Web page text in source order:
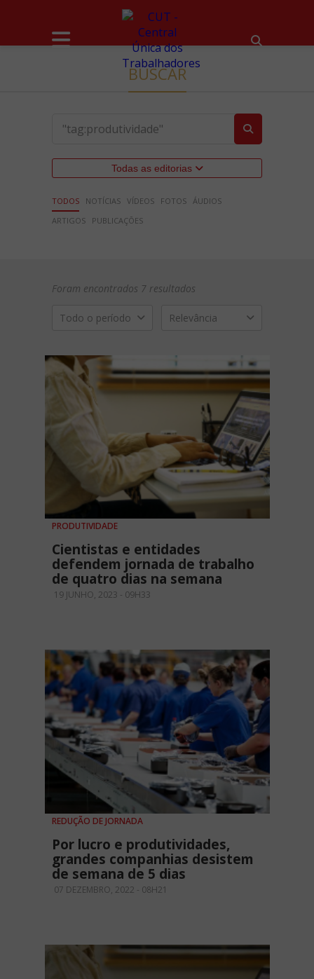
BUSCAR
Todas as editorias
TODOS NOTÍCIAS VÍDEOS FOTOS ÁUDIOS
ARTIGOS
PUBLICAÇÕES
Foram encontrados 7 resultados
Todo o período Relevância
PRODUTIVIDADE
Cientistas e entidades
defendem jornada de trabalho
de quatro dias na semana
19 JUNHO, 2023 - 09H33
REDUÇÃO DE JORNADA
Por lucro e produtividades,
grandes companhias desistem
de semana de 5 dias
07 DEZEMBRO, 2022 - 08H21